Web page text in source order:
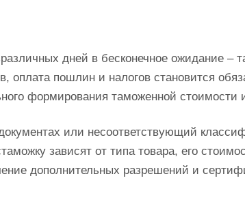
дней в бесконечное ожидание –
оплата пошлин и налогов становится
формирования таможенной
или несоответствующий
зависят от типа товара, его
дополнительных разрешений и